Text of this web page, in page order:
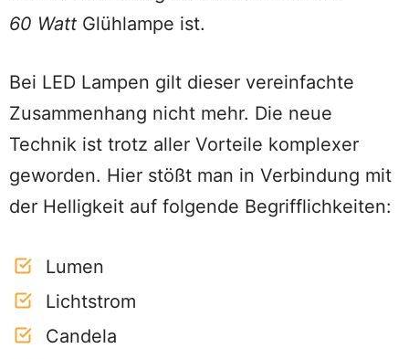
60 Watt Glühlampe ist.
Bei LED Lampen gilt dieser vereinfachte
Zusammenhang nicht mehr. Die neue
Technik ist trotz aller Vorteile komplexer
geworden. Hier stößt man in Verbindung mit
der Helligkeit auf folgende Begrifflichkeiten:
Lumen
Lichtstrom
Candela